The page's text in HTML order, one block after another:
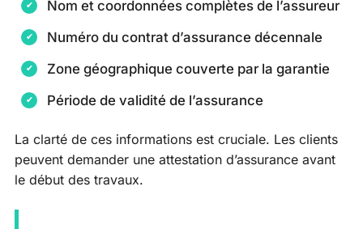
Nom et coordonnées complètes de l’assureur
Numéro du contrat d’assurance décennale
Zone géographique couverte par la garantie
Période de validité de l’assurance
La clarté de ces informations est cruciale. Les clients
peuvent demander une attestation d’assurance avant
le début des travaux.